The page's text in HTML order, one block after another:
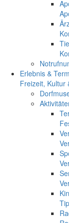
Erlebnis &
Freizeit, Kultur